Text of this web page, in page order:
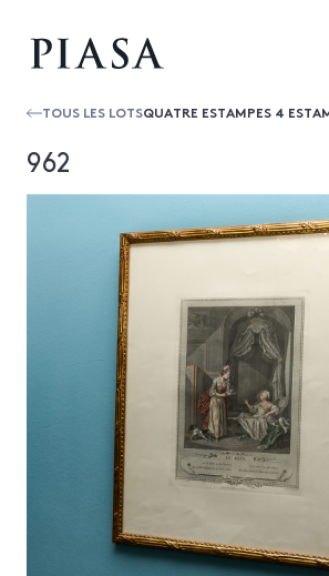
TOUS LES LOTS
962